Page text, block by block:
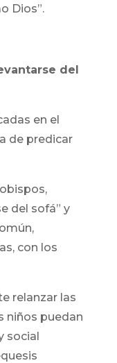
Dios”.
del
en el
de predicar
del sofá” y
con los
relanzar las
niños puedan
social